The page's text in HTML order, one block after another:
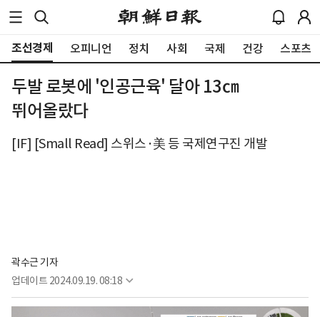
조선경제 오피니언 정치 사회 국제 건강 스포츠
두발 로봇에 '인공근육' 달아 13㎝
뛰어올랐다
[IF] [Small Read] 스위스·美 등 국제연구진 개발
곽수근 기자
업데이트 2024.09.19. 08:18